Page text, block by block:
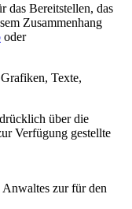
das Bereitstellen, das
Zusammenhang
oder
Texte,
über die
Verfügung gestellte
zur für den